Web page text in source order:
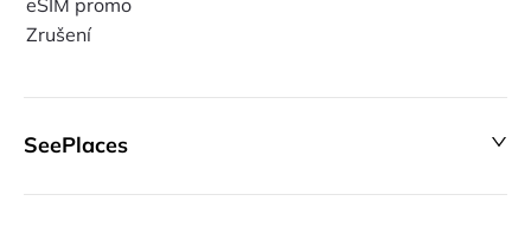
eSIM promo
Zrušení
SeePlaces